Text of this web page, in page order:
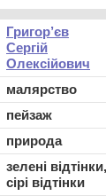
Григор’єв
Сергій
Олексійович
малярство
пейзаж
природа
зелені відтінки,
сірі відтінки